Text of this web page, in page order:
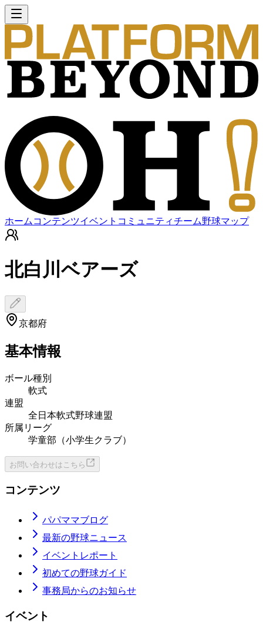
ホーム コンテンツイベント コミュニティチーム野球マップ
北白川ベアーズ
京都府
基本情報
ボール種別
軟式
連盟
全日本軟式野球連盟
所属リーグ
学童部（小学生クラブ）
お問い合わせはこちら
コンテンツ
パパママブログ
最新の野球ニュース
イベントレポート
初めての野球ガイド
事務局からのお知らせ
イベント